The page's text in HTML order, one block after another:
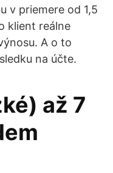
v priemere od 1,5
klient reálne
A o to
na účte.
až 7